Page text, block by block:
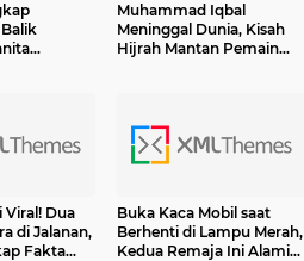
Muhammad Iqbal
Meninggal Dunia, Kisah
Hijrah Mantan Pemain
Viral! Dua
di Jalanan,
Fakta
Buka Kaca Mobil saat
Berhenti di Lampu Merah,
Kedua Remaja Ini Alami